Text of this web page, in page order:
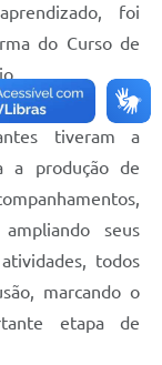
foi
do Curso de
tiveram a
a produção de
seus
todos
marcando o
etapa de